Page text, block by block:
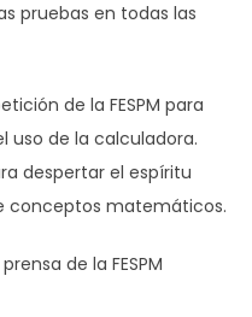
pruebas en todas las
de la FESPM para
uso de la calculadora.
despertar el espíritu
conceptos matemáticos.
de la FESPM